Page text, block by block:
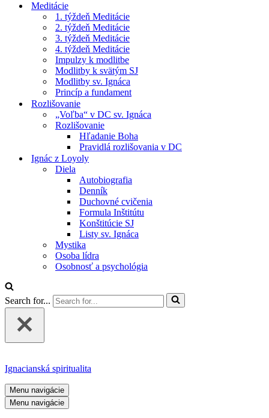
Meditácie
1. týždeň Meditácie
2. týždeň Meditácie
3. týždeň Meditácie
4. týždeň Meditácie
Impulzy k modlitbe
Modlitby k svätým SJ
Modlitby sv. Ignáca
Princíp a fundament
Rozlišovanie
„Voľba“ v DC sv. Ignáca
Rozlišovanie
Hľadanie Boha
Pravidlá rozlišovania v DC
Ignác z Loyoly
Diela
Autobiografia
Denník
Duchovné cvičenia
Formula Inštitútu
Konštitúcie SJ
Listy sv. Ignáca
Mystika
Osoba lídra
Osobnosť a psychológia
Search for...
Ignacianská spiritualita
Menu navigácie
Menu navigácie